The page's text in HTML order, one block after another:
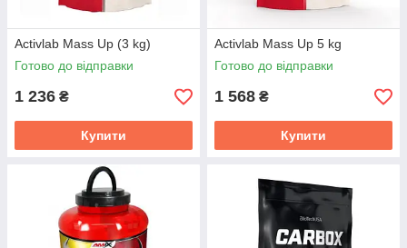
Activlab Mass Up (3 kg)
Готово до відправки
1 236 ₴
Купити
Activlab Mass Up 5 kg
Готово до відправки
1 568 ₴
Купити